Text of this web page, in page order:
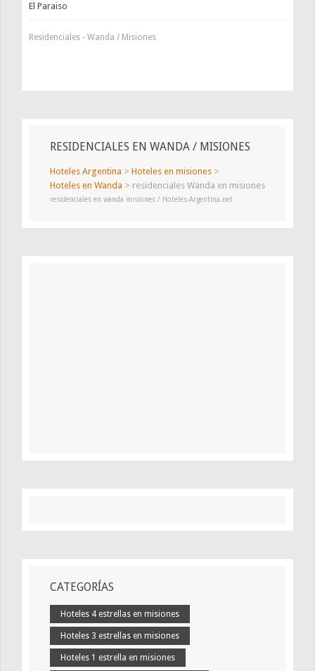
El Paraiso
Residenciales - Wanda / Misiones
RESIDENCIALES EN WANDA / MISIONES
Hoteles Argentina > Hoteles en misiones >
Hoteles en Wanda > residenciales Wanda en misiones
residenciales en wanda misiones / Hoteles-Argentina.net
CATEGORÍAS
Hoteles 4 estrellas en misiones
Hoteles 3 estrellas en misiones
Hoteles 1 estrella en misiones